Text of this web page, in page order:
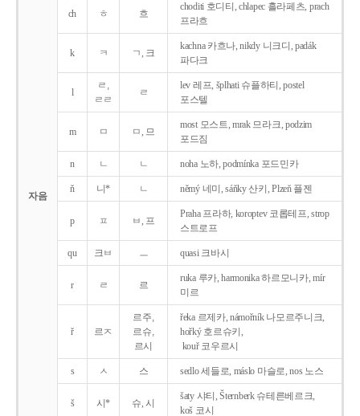
자음
ch ㅎ 흐
choditi 호디티, chlapec 흘라페츠, prach
프라흐
k ㅋ ㄱ, 크
kachna 카흐나, nikdy 니크디, padák
파다크
l
ㄹ,
ㄹㄹ
ㄹ
lev 레프, šplhati 슈플하티, postel
포스텔
m ㅁ ㅁ, 므
most 모스트, mrak 므라크, podzim
포드짐
n ㄴ ㄴ noha 노하, podmínka 포드민카
ň 니* ㄴ němý 네미, sáňky 산키, Plzeň 플젠
p ㅍ ㅂ, 프
Praha 프라하, koroptev 코롭테프, strop
스트로프
qu 크ㅂ ㅡ quasi 크바시
r ㄹ 르
ruka 루카, harmonika 하르모니카, mír
미르
ř 르ㅈ
르주,
르슈,
르시
řeka 르제카, námořník 나모르주니크,
hořký 호르슈키,
kouř 코우르시
s ㅅ 스 sedlo 세들로, máslo 마슬로, nos 노스
š 시* 슈, 시
šaty 샤티, Šternberk 슈테른베르크,
koš 코시